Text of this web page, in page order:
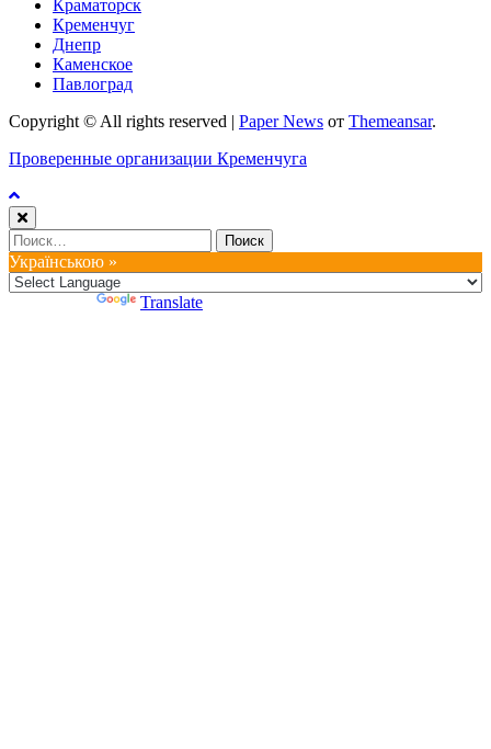
Краматорск
Кременчуг
Днепр
Каменское
Павлоград
Copyright © All rights reserved | Paper News от Themeansar.
Проверенные организации Кременчуга
Найти:
Українською »
Translate